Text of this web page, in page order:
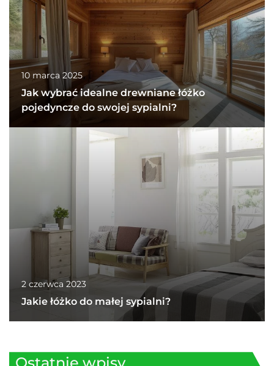
10 marca 2025
Jak wybrać idealne drewniane łóżko
pojedyncze do swojej sypialni?
2 czerwca 2023
Jakie łóżko do małej sypialni?